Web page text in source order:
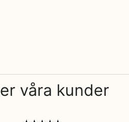
våra kunder